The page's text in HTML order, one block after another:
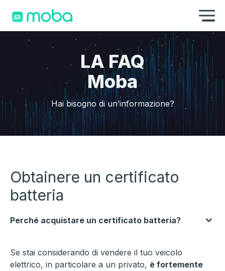
LA FAQ
Moba
Hai bisogno di un’informazione?
Obtainere un certificato
batteria
Perché acquistare un certificato batteria?
Se stai considerando di vendere il tuo veicolo
elettrico, in particolare a un privato, è fortemente